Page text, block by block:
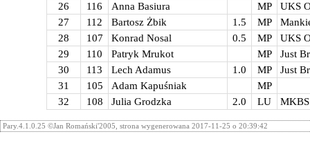
26
116 Anna Basiura MP
UKS
27
112 Bartosz Żbik 1.5 MP
28
107 Konrad Nosal 0.5 MP
UKS
29
110 Patryk Mrukot MP
Just
30
113 Lech Adamus 1.0 MP
Just
31
105 Adam Kapuśniak
MP
32
108 Julia Grodzka 2.0 LU
Pary.4.1.0.25 ©Jan Romański'2005, strona wygenerowana 2017-11-25 o 20:39:42